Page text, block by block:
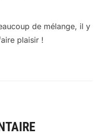
de mélange, il y
plaisir !